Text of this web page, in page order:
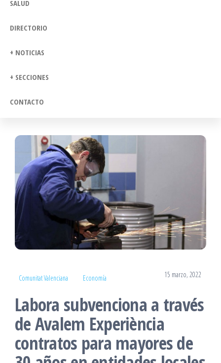
SALUD
DIRECTORIO
+ NOTICIAS
+ SECCIONES
CONTACTO
Comunitat Valenciana Economía 15 marzo, 2022
Labora subvenciona a través
de Avalem Experiència
contratos para mayores de